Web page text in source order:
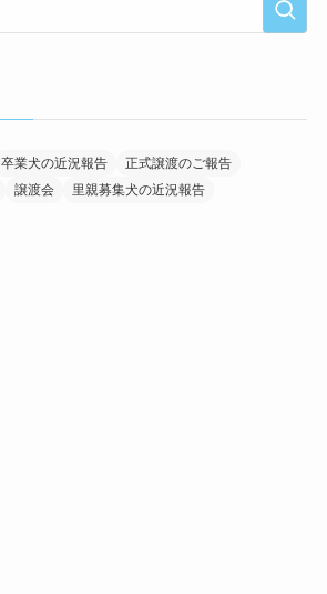
卒業犬の近況報告
正式譲渡のご報告
譲渡会 里親募集犬の近況報告